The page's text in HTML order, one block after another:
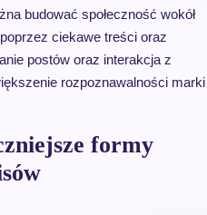
budować społeczność wokół
ciekawe treści oraz
postów oraz interakcja z
rozpoznawalności marki
formy